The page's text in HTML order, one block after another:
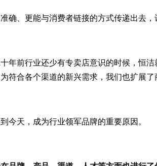
确、更能与消费者链接的方式传递出去，
年前行业还少有专卖店意识的时候，恒
符合各个渠道的新兴需求，我们也扩展
今天，成为行业领军品牌的重要原因。